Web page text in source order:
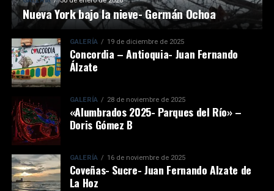
Nueva York bajo la nieve- Germán Ochoa
GALERÍA 19 de diciembre de 2025
Concordia – Antioquia- Juan Fernando
Álzate
GALERÍA 28 de noviembre de 2025
«Alumbrados 2025- Parques del Río» –
Doris Gómez B
GALERÍA 16 de noviembre de 2025
Coveñas- Sucre- Juan Fernando Alzate de
La Hoz